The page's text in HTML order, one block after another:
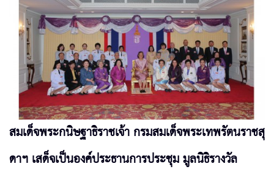
สมเด็จพระกนิษฐาธิราชเจ้า กรมสมเด็จพระเทพรัตนราชสุ
ดาฯ เสด็จเป็นองค์ประธานการประชุม มูลนิธิรางวัล